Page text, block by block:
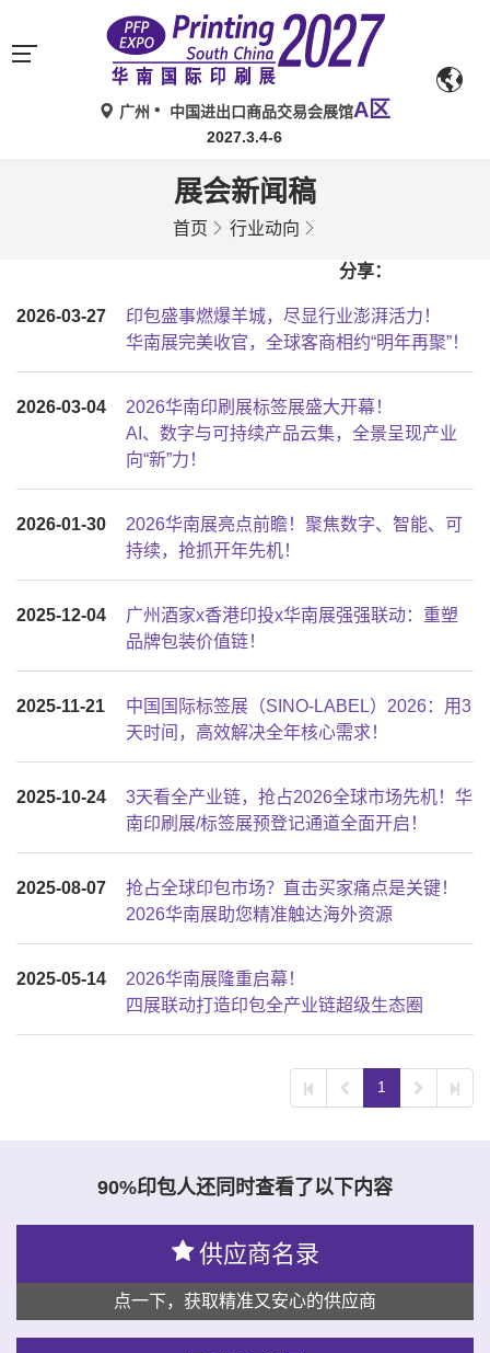
广州 中国进出口商品交易会展馆A区
2027.3.4-6
展会新闻稿
首页 行业动向
分享：
2026-03-27
印包盛事燃爆羊城，尽显行业澎湃活力！
华南展完美收官，全球客商相约“明年再聚”！
2026-03-04
2026华南印刷展标签展盛大开幕！
AI、数字与可持续产品云集，全景呈现产业
向“新”力！
2026-01-30
2026华南展亮点前瞻！聚焦数字、智能、可
持续，抢抓开年先机！
2025-12-04
广州酒家x香港印投x华南展强强联动：重塑
品牌包装价值链！
2025-11-21
中国国际标签展（SINO-LABEL）2026：用3
天时间，高效解决全年核心需求！
2025-10-24
3天看全产业链，抢占2026全球市场先机！华
南印刷展/标签展预登记通道全面开启！
2025-08-07
抢占全球印包市场？直击买家痛点是关键！
2026华南展助您精准触达海外资源
2025-05-14
2026华南展隆重启幕！
四展联动打造印包全产业链超级生态圈
1
90%印包人还同时查看了以下内容
供应商名录
点一下，获取精准又安心的供应商